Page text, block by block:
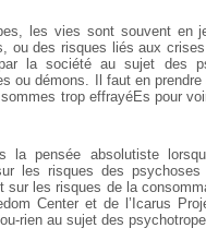
les vies sont souvent en
ou des risques liés aux
la société au sujet des
ou démons. Il faut en
trop effrayéEs pour
la pensée absolutiste
les risques des
sur les risques de la
Center et de l’Icarus
rien au sujet des